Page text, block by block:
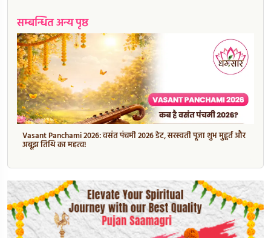
सम्बन्धित अन्य पृष्ठ
Vasant Panchami 2026: वसंत पंचमी 2026 डेट, सरस्वती पूजा शुभ मुहूर्त और
अबूझ तिथि का महत्व!